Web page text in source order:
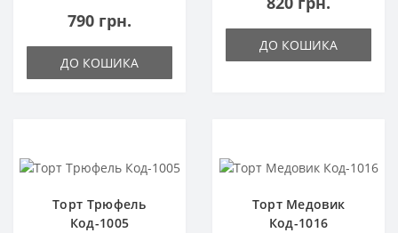
790 грн.
ДО КОШИКА
ДО КОШИКА
Торт Трюфель
Код-1005
Торт Медовик
Код-1016